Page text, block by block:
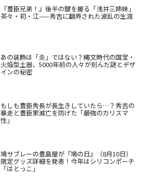
『豊臣兄弟！』後半の鍵を握る「浅井三姉妹」
茶々・初・江——秀吉に翻弄された波乱の生涯
あの装飾は「炎」ではない？縄文時代の国宝・
火焔型土器、5000年前の人々が刻んだ謎とデザ
インの秘密
もしも豊臣秀長が長生きしていたら…？秀吉の
暴走と豊臣家滅亡を防げた「最強のカリスマ
性」
鳩サブレーの豊島屋が『鳩の日』（8月10日）
限定グッズ詳細を発表！今年はシリコンポーチ
「はとっこ」